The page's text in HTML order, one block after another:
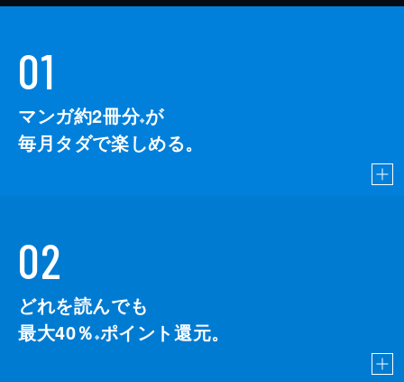
01
マンガ約2冊分※が
毎月タダで楽しめる。
02
どれを読んでも
最大40％ ※ポイント還元。